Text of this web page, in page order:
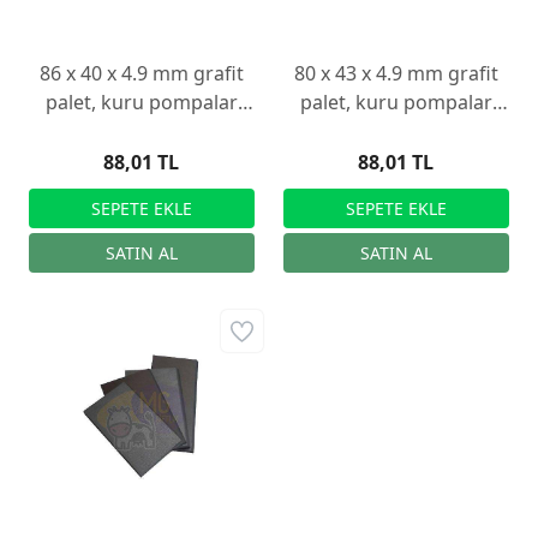
86 x 40 x 4.9 mm grafit
palet, kuru pompalar
88,01 TL
80 x 43 x 4.9 mm grafit
palet, kuru pompalar
88,01 TL